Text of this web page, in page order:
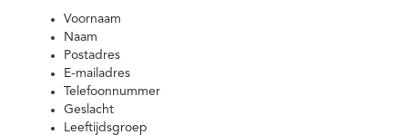
Voornaam
Naam
Postadres
E-mailadres
Telefoonnummer
Geslacht
Leeftijdsgroep